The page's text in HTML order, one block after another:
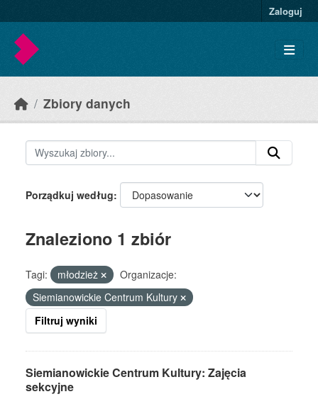
Zaloguj
Zbiory danych
Porządkuj według
Znaleziono 1 zbiór
Tagi: młodzież
Organizacje:
Siemianowickie Centrum Kultury
Filtruj wyniki
Siemianowickie Centrum Kultury: Zajęcia
sekcyjne